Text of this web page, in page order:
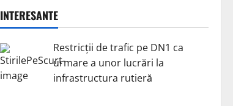
INTERESANTE
Restricții de trafic pe DN1 ca
urmare a unor lucrări la
infrastructura rutieră